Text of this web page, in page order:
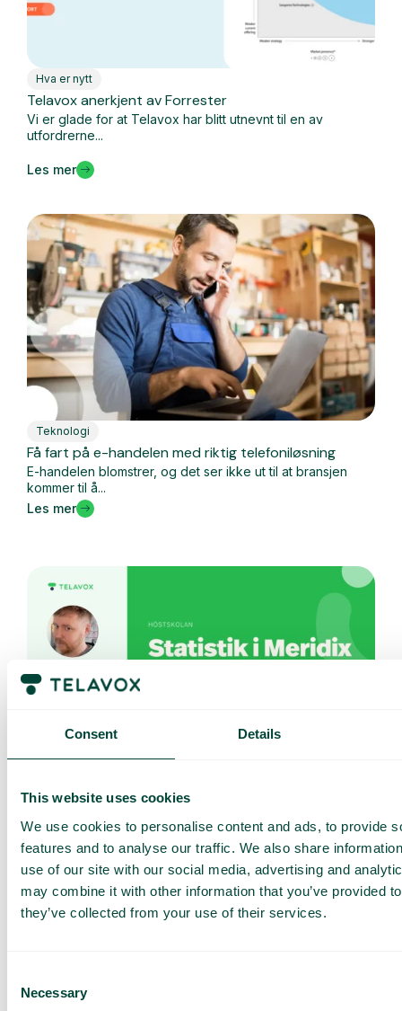
Consent Details
This website uses cookies
We use cookies to personalise content and ads, to provide
features and to analyse our traffic. We also share
use of our site with our social media, advertising and
may combine it with other information that you’ve provided
they’ve collected from your use of their services.
Selection
Necessary
Hva er nytt
Telavox anerkjent av Forrester
Vi er glade for at Telavox har blitt utnevnt til en av
utfordrerne...
Les mer
Teknologi
Få fart på e-handelen med riktig telefoniløsning
E-handelen blomstrer, og det ser ikke ut til at bransjen
kommer til å...
Les mer
Høstskole: Statistikk i Meridix og Power BI
Hva med å ha all statistikk fra sentralbordet tilgjengelig
direkte i statistikkverktøyet ditt?...